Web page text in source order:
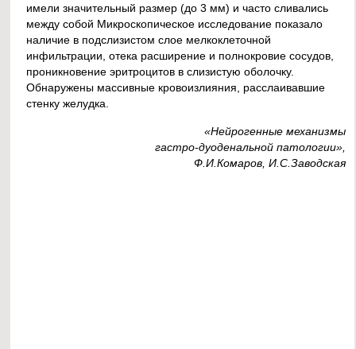
имели значительный размер (до 3 мм) и часто сливались
между собой Микроскопическое исследование показало
наличие в подслизистом слое мелкоклеточной
инфильтрации, отека расширение и полнокровие сосудов,
проникновение эритроцитов в слизистую оболочку.
Обнаружены массивные кровоизлияния, расслаивавшие
стенку желудка.
«Нейрогенные механизмы
гастро-дуоденальной патологии»,
Ф.И.Комаров, И.С.Заводская